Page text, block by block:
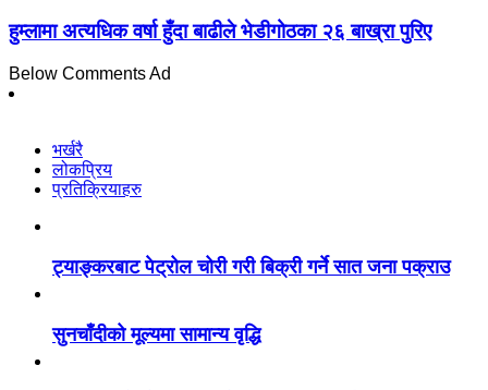
हुम्लामा अत्यधिक वर्षा हुँदा बाढीले भेडीगोठका २६ बाख्रा पुरिए
Below Comments Ad
भर्खरै
लोकप्रिय
प्रतिक्रियाहरु
ट्याङ्करबाट पेट्रोल चोरी गरी बिक्री गर्ने सात जना पक्राउ
सुनचाँदीको मूल्यमा सामान्य वृद्धि